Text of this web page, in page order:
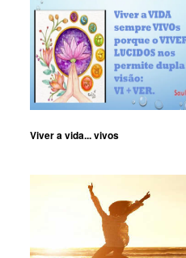
Viver a vida... vivos